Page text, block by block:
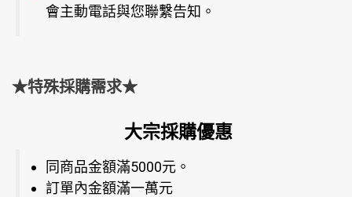
會主動電話與您聯繫告知。
★特殊採購需求★
大宗採購優惠
同商品金額滿5000元。
訂單內金額滿一萬元